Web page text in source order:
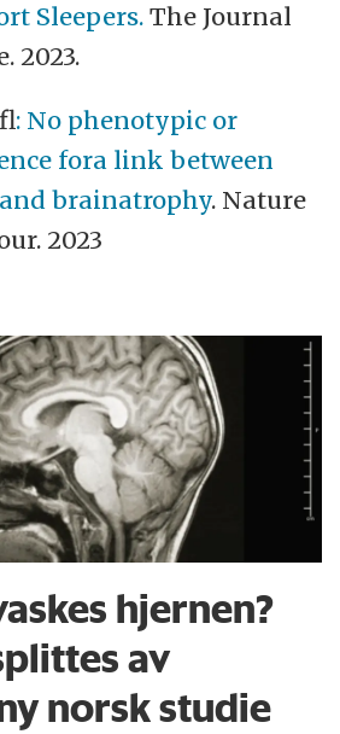
Sleepers. The Journal
2023.
: No phenotypic or
fora link between
brainatrophy. Nature
2023
hjernen?
av
norsk studie